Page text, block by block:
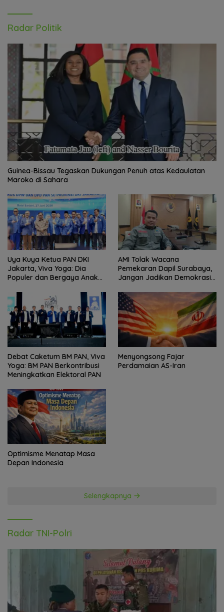
Radar Politik
Guinea-Bissau Tegaskan Dukungan Penuh atas Kedaulatan
Maroko di Sahara
Uya Kuya Ketua PAN DKI
Jakarta, Viva Yoga: Dia
Populer dan Bergaya Anak
AMI Tolak Wacana
Pemekaran Dapil Surabaya,
Jangan Jadikan Demokrasi
Politik
Debat Caketum BM PAN, Viva
Yoga: BM PAN Berkontribusi
Meningkatkan Elektoral PAN
Menyongsong Fajar
Perdamaian AS-Iran
Optimisme Menatap Masa
Depan Indonesia
Selengkapnya
Radar TNI-Polri